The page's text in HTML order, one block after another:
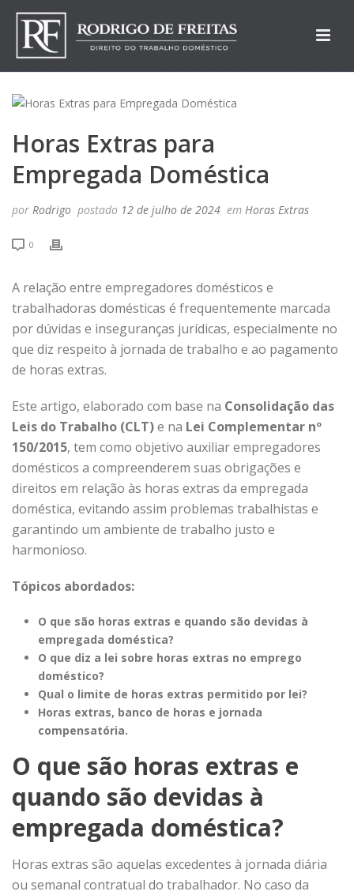
Horas Extras para
Empregada Doméstica
por Rodrigo postado 12 de julho de 2024 em Horas Extras
0
A relação entre empregadores domésticos e
trabalhadoras domésticas é frequentemente marcada
por dúvidas e inseguranças jurídicas, especialmente no
que diz respeito à jornada de trabalho e ao pagamento
de horas extras.
Este artigo, elaborado com base na Consolidação das
Leis do Trabalho (CLT)e na Lei Complementar nº
150/2015, tem como objetivo auxiliar empregadores
domésticos a compreenderem suas obrigações e
direitos em relação às horas extras da empregada
doméstica, evitando assim problemas trabalhistas e
garantindo um ambiente de trabalho justo e
harmonioso.
Tópicos abordados:
O que são horas extras e quando são devidas à
empregada doméstica?
O que diz a lei sobre horas extras no emprego
doméstico?
Qual o limite de horas extras permitido por lei?
Horas extras, banco de horas e jornada
compensatória.
O que são horas extras e
quando são devidas à
empregada doméstica?
Horas extras são aquelas excedentes à jornada diária
ou semanal contratual do trabalhador. No caso da